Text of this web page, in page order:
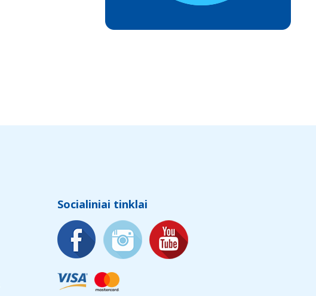
Socialiniai tinklai